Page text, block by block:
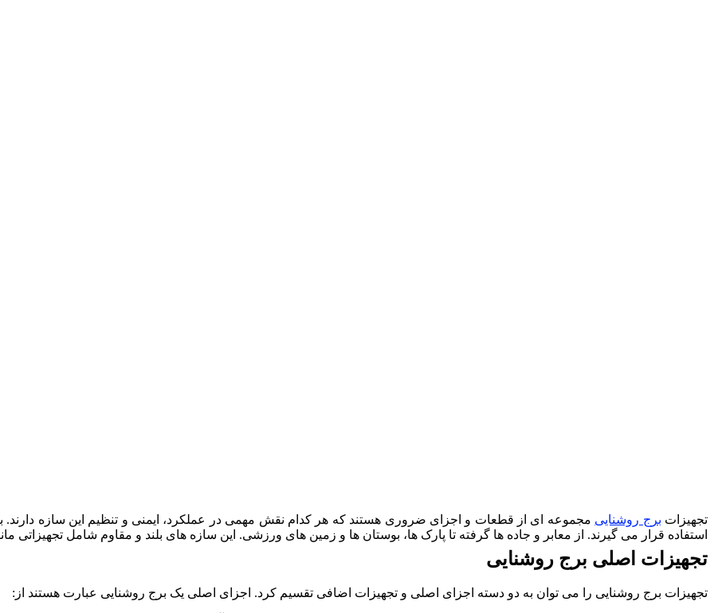
تجهیزات برج روشنایی مجموعه ای از قطعات و اجزای ضروری هستند که هر کدام نقش مهمی در عملکرد، ایمنی و تنظیم این سازه
استفاده قرار می گیرند. از معابر و جاده ها گرفته تا پارک ها، بوستان ها و زمین های ورزشی. این سازه های بلند و مقاوم شامل تجهیزاتی
تجهیزات اصلی برج روشنایی
تجهیزات برج روشنایی را می توان به دو دسته اجزای اصلی و تجهیزات اضافی تقسیم کرد. اجزای اصلی یک برج روشنایی عبارت هستند از: